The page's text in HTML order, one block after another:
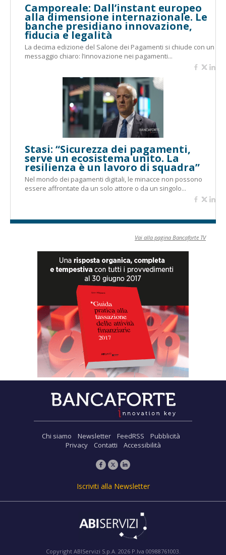
Camporeale: Dall’instant europeo
alla dimensione internazionale. Le
banche presidiano innovazione,
fiducia e legalità
La decima edizione del Salone dei Pagamenti si chiude con un
messaggio chiaro: l’innovazione nei pagamenti...
Stasi: “Sicurezza dei pagamenti,
serve un ecosistema unito. La
resilienza è un lavoro di squadra”
Nel mondo dei pagamenti digitali, le minacce non possono
essere affrontate da un solo attore o da un singolo...
Vai alla pagina Bancaforte TV
Chi siamo Newsletter FeedRSS
Pubblicità
Privacy
Contatti Accessibilità
Iscriviti alla Newsletter
Copyright ABIServizi S.p.A. 2026 P.Iva 00988761003.